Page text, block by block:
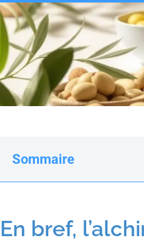
Sommaire
En bref,